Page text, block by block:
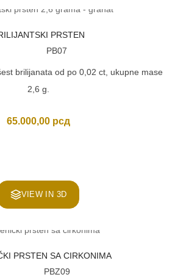
PRSTEN
PB07
brilijanata od po 0,02 ct, ukupne mase
2,6 g.
65.000,00 рсд
VIEW IN 3D
PRSTEN SA CIRKONIMA
PBZ09